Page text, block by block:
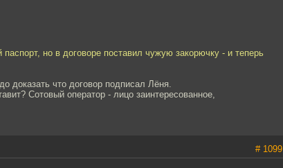
но в договоре поставил чужую закорючку - и теперь
доказать что договор подписал Лёня.
Сотовый оператор - лицо заинтересованное,
# 1099